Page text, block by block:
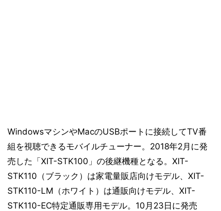
WindowsマシンやMacのUSBポートに接続してTV番
組を視聴できるモバイルチューナー。2018年2月に発
売した「XIT-STK100」の後継機種となる。XIT-
STK110（ブラック）は家電量販店向けモデル、XIT-
STK110-LM（ホワイト）は通販向けモデル、XIT-
STK110-EC特定通販専用モデル。10月23日に発売